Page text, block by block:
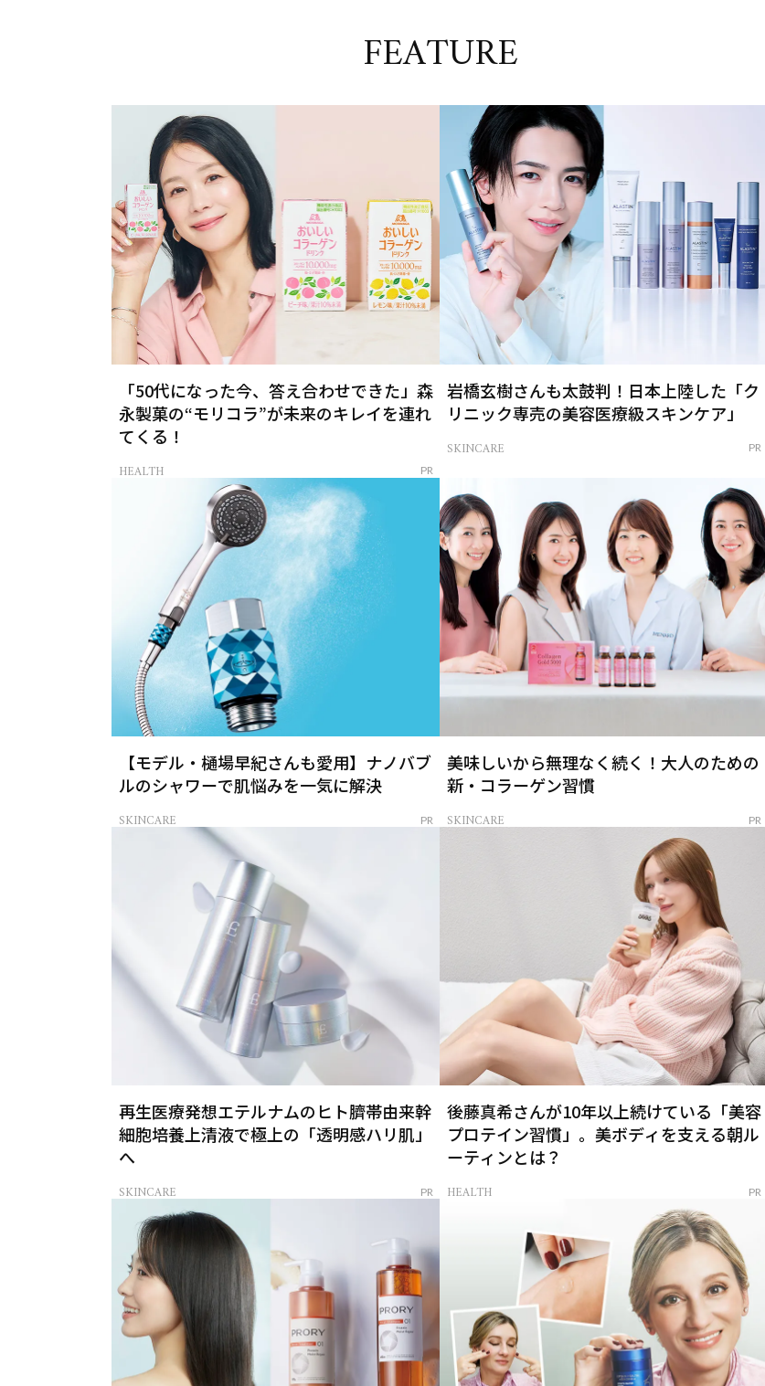
FEATURE
「50代になった今、答え合わせできた」森
永製菓の“モリコラ”が未来のキレイを連れ
てくる！
HEALTH PR
岩橋玄樹さんも太鼓判！日本上陸した「ク
リニック専売の美容医療級スキンケア」
SKINCARE PR
【モデル・樋場早紀さんも愛用】ナノバブ
ルのシャワーで肌悩みを一気に解決
SKINCARE PR
美味しいから無理なく続く！大人のための
新・コラーゲン習慣
SKINCARE PR
再生医療発想エテルナムのヒト臍帯由来幹
細胞培養上清液で極上の「透明感ハリ肌」
へ
SKINCARE PR
後藤真希さんが10年以上続けている「美容
プロテイン習慣」。美ボディを支える朝ル
ーティンとは？
HEALTH PR